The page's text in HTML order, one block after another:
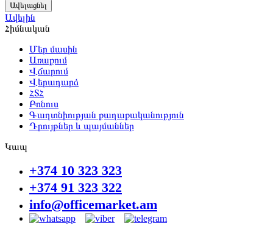
Ավելացնել
Ավելին
Հիմնական
Մեր մասին
Առաքում
Վճարում
Վերադարձ
ՀՏՀ
Բոնուս
Գաղտնիության քաղաքականություն
Դրույթներ և պայմաններ
Կապ
+374 10 323 323
+374 91 323 322
info@officemarket.am